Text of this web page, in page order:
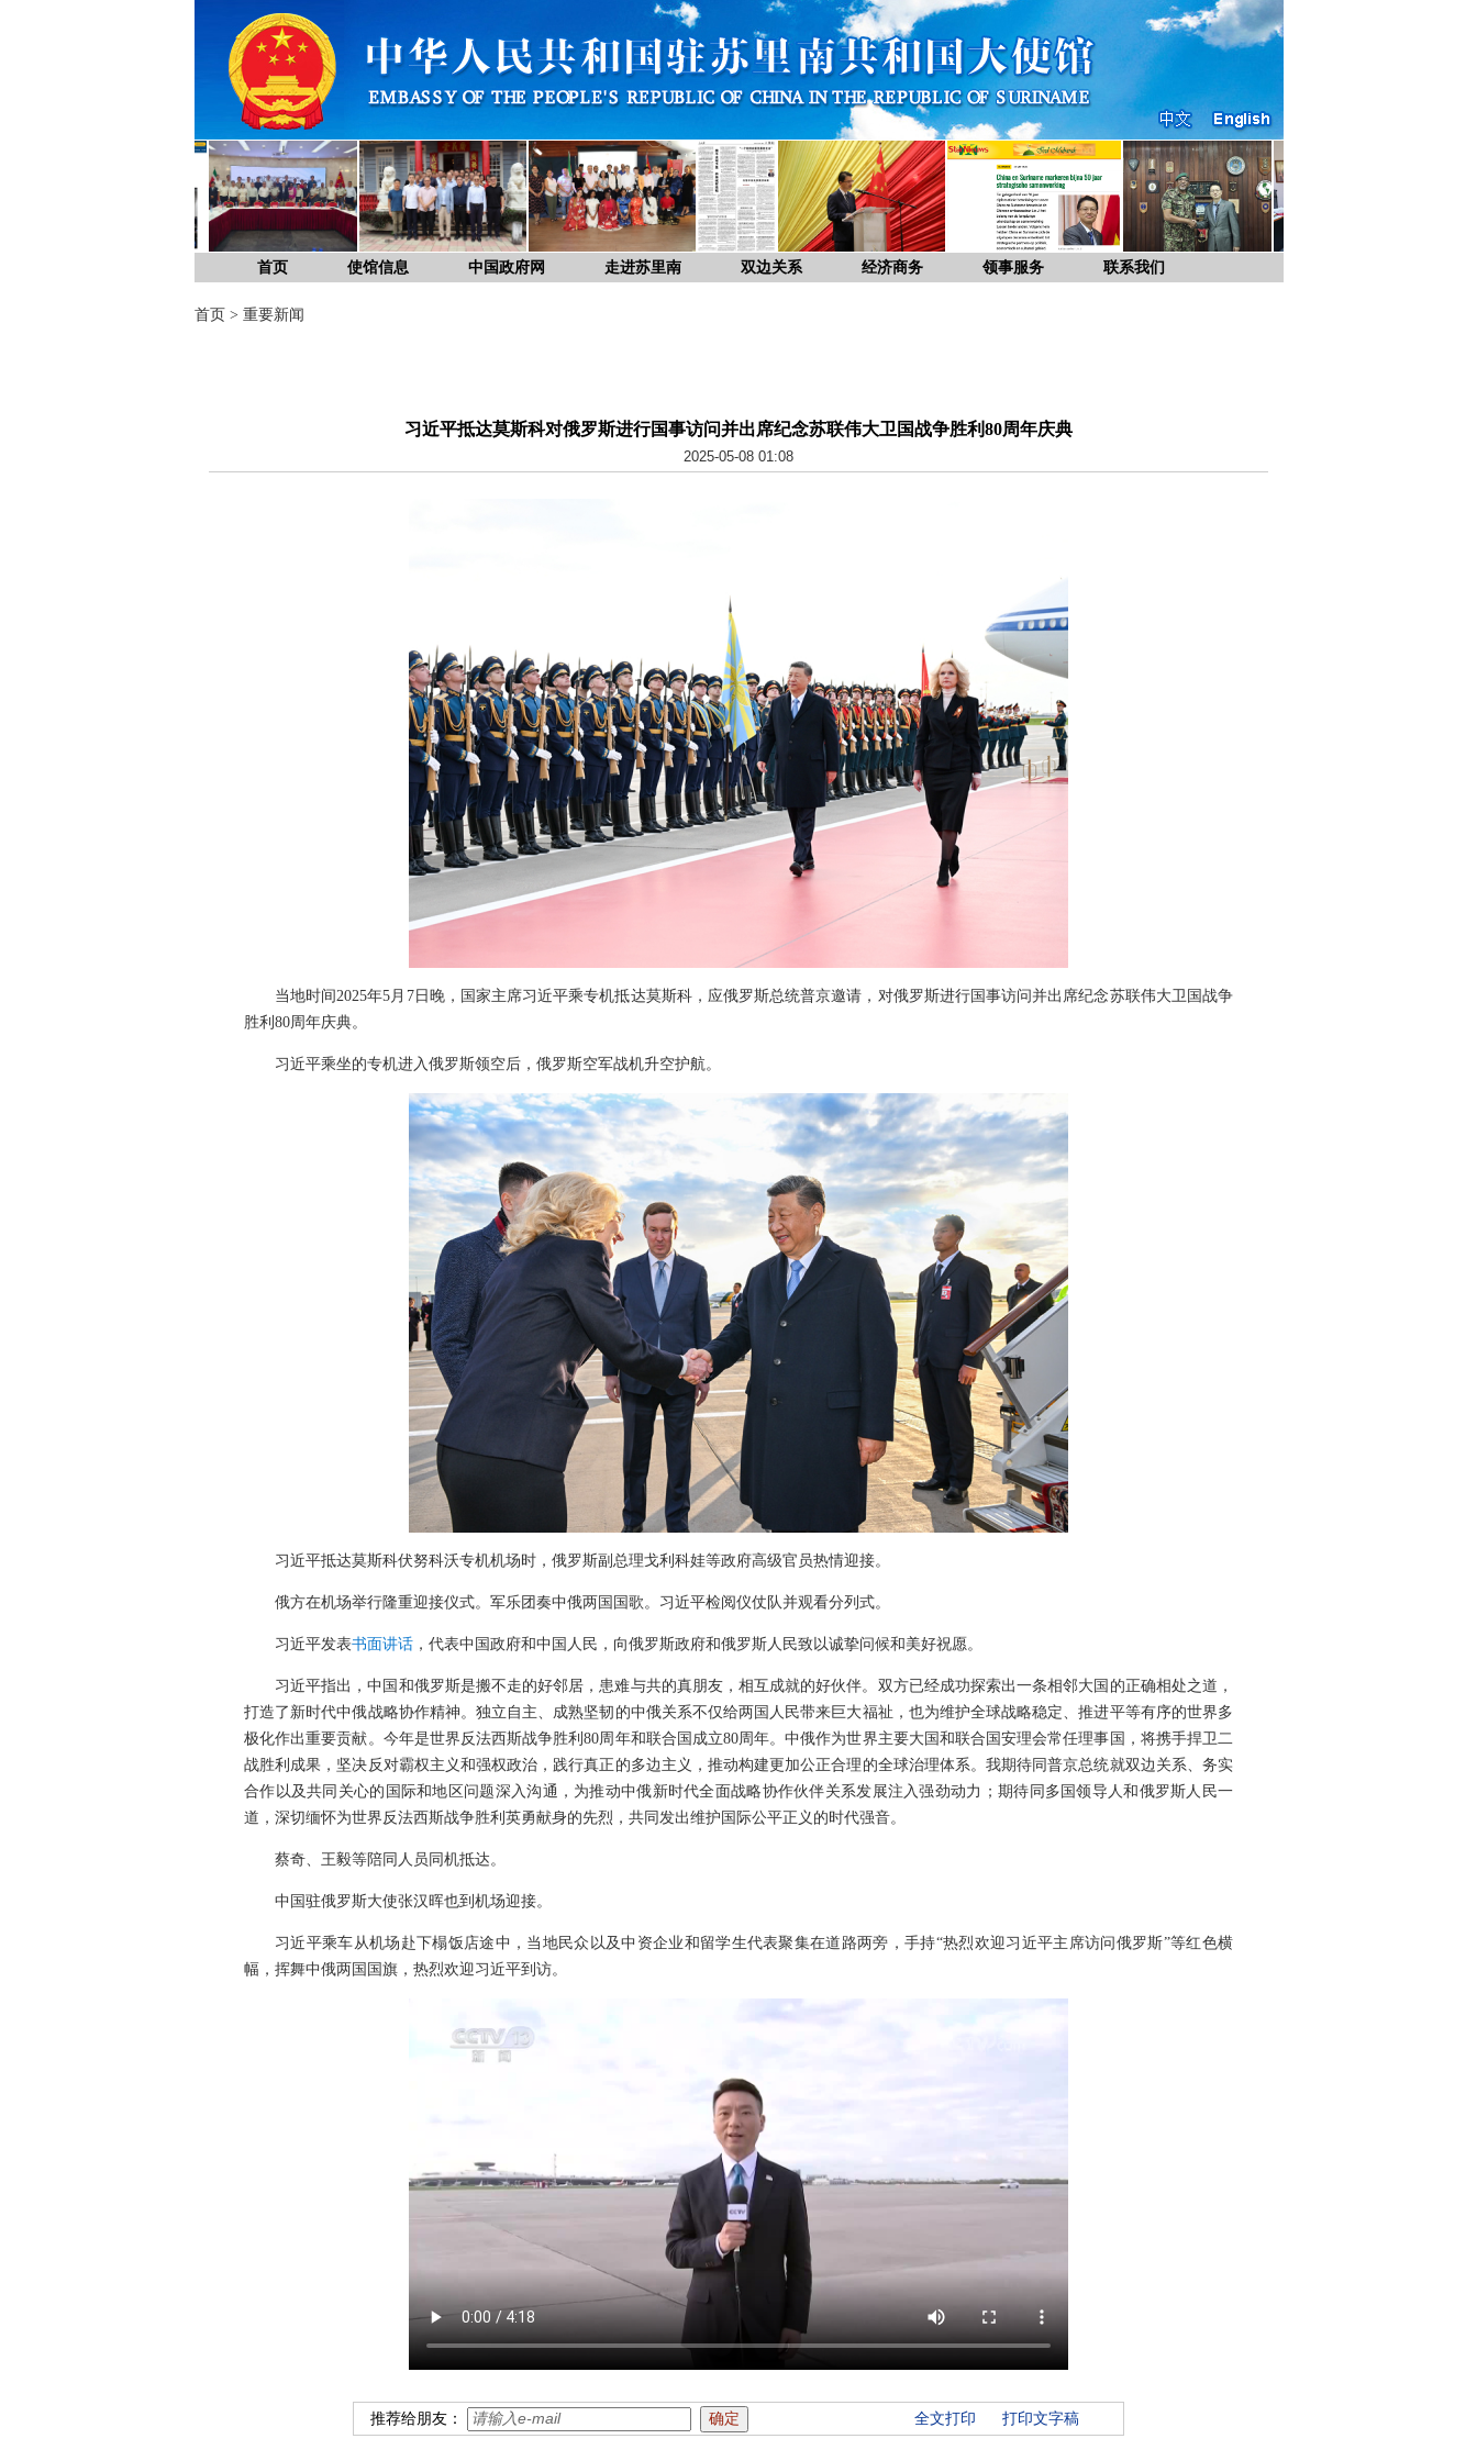
首页 使馆信息 中国政府网 走进苏里南 双边关系 经济商务 领事服务 联系我们
首页 > 重要新闻
习近平抵达莫斯科对俄罗斯进行国事访问并出席纪念苏联伟大卫国战争胜利80周年庆典
2025-05-08 01:08
当地时间2025年5月7日晚，国家主席习近平乘专机抵达莫斯科，应俄罗斯总统普京邀请，对俄罗斯进行国事访问并出席纪念苏联伟大卫国战争
胜利80周年庆典。
习近平乘坐的专机进入俄罗斯领空后，俄罗斯空军战机升空护航。
习近平抵达莫斯科伏努科沃专机机场时，俄罗斯副总理戈利科娃等政府高级官员热情迎接。
俄方在机场举行隆重迎接仪式。军乐团奏中俄两国国歌。习近平检阅仪仗队并观看分列式。
习近平发表书面讲话 ，代表中国政府和中国人民，向俄罗斯政府和俄罗斯人民致以诚挚问候和美好祝愿。
习近平指出，中国和俄罗斯是搬不走的好邻居，患难与共的真朋友，相互成就的好伙伴。双方已经成功探索出一条相邻大国的正确相处之道，
打造了新时代中俄战略协作精神。独立自主、成熟坚韧的中俄关系不仅给两国人民带来巨大福祉，也为维护全球战略稳定、推进平等有序的世界多
极化作出重要贡献。今年是世界反法西斯战争胜利80周年和联合国成立80周年。中俄作为世界主要大国和联合国安理会常任理事国，将携手捍卫二
战胜利成果，坚决反对霸权主义和强权政治，践行真正的多边主义，推动构建更加公正合理的全球治理体系。我期待同普京总统就双边关系、务实
合作以及共同关心的国际和地区问题深入沟通，为推动中俄新时代全面战略协作伙伴关系发展注入强劲动力；期待同多国领导人和俄罗斯人民一
道，深切缅怀为世界反法西斯战争胜利英勇献身的先烈，共同发出维护国际公平正义的时代强音。
蔡奇、王毅等陪同人员同机抵达。
中国驻俄罗斯大使张汉晖也到机场迎接。
习近平乘车从机场赴下榻饭店途中，当地民众以及中资企业和留学生代表聚集在道路两旁，手持“热烈欢迎习近平主席访问俄罗斯”等红色横
幅，挥舞中俄两国国旗，热烈欢迎习近平到访。
推荐给朋友： 全文打印 打印文字稿